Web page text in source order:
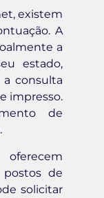
existem
A
a
estado,
consulta
impresso.
de
de
solicitar